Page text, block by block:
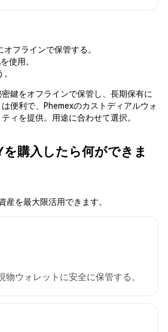
フラインで保管する。
使用。
鍵をオフラインで保管し、長期保有に
便利で、Phemexのカストディアルウォ
ィを提供。用途に合わせて選択。
購入したら何ができま
産を最大限活用できます。
物ウォレットに安全に保管する。